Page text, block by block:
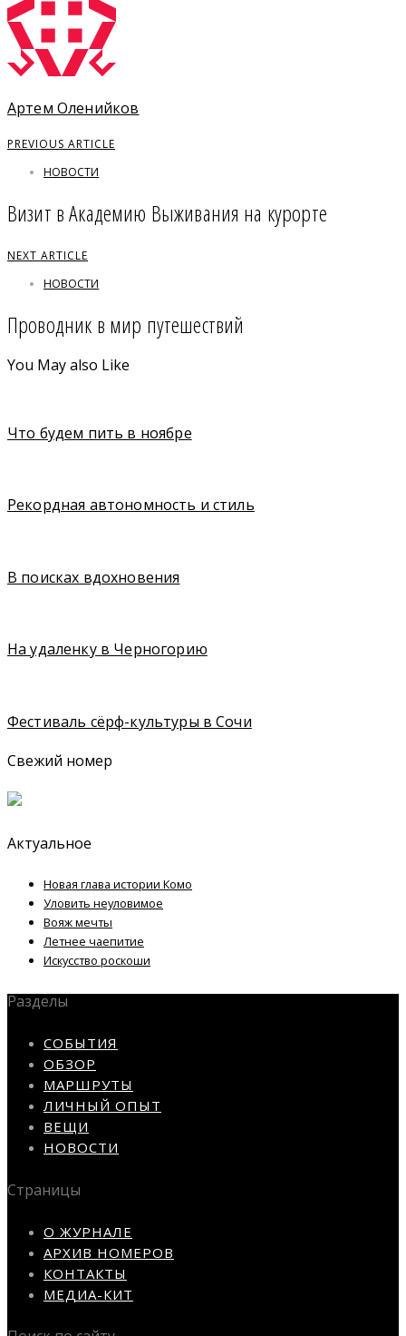
Артем Оленийков
PREVIOUS ARTICLE
НОВОСТИ
Визит в Академию Выживания на курорте
NEXT ARTICLE
НОВОСТИ
Проводник в мир путешествий
You May also Like
Что будем пить в ноябре
Рекордная автономность и стиль
В поисках вдохновения
На удаленку в Черногорию
Фестиваль сёрф-культуры в Сочи
Свежий номер
Актуальное
Новая глава истории Комо
Уловить неуловимое
Вояж мечты
Летнее чаепитие
Искусство роскоши
Разделы
СОБЫТИЯ
ОБЗОР
МАРШРУТЫ
ЛИЧНЫЙ ОПЫТ
ВЕЩИ
НОВОСТИ
Страницы
О ЖУРНАЛЕ
АРХИВ НОМЕРОВ
КОНТАКТЫ
МЕДИА-КИТ